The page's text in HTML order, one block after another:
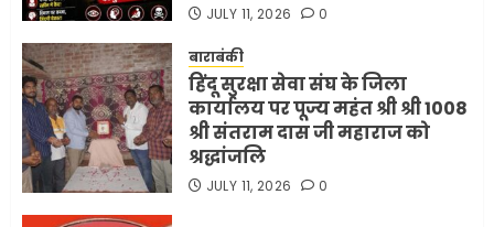
JULY 11, 2026 0
बाराबंकी
हिंदू सुरक्षा सेवा संघ के जिला
कार्यालय पर पूज्य महंत श्री श्री 1008
श्री संतराम दास जी महाराज को
श्रद्धांजलि
JULY 11, 2026 0